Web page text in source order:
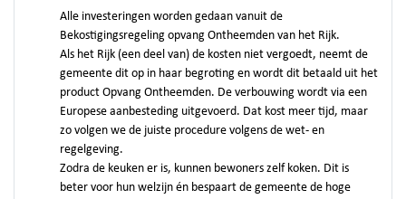
Alle investeringen worden gedaan vanuit de
Bekostigingsregeling opvang Ontheemden van het Rijk.
Als het Rijk (een deel van) de kosten niet vergoedt, neemt de
gemeente dit op in haar begroting en wordt dit betaald uit het
product Opvang Ontheemden. De verbouwing wordt via een
Europese aanbesteding uitgevoerd. Dat kost meer tijd, maar
zo volgen we de juiste procedure volgens de wet- en
regelgeving.
Zodra de keuken er is, kunnen bewoners zelf koken. Dit is
beter voor hun welzijn én bespaart de gemeente de hoge